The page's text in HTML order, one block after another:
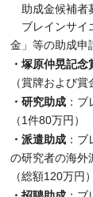
助成金候補者
ブレインサイ
金」等の助成申
・塚原仲晃記念
（賞牌および賞
・研究助成 ：
（1件80万円）
・派遣助成 ：
の研究者の海外
（総額120万円）